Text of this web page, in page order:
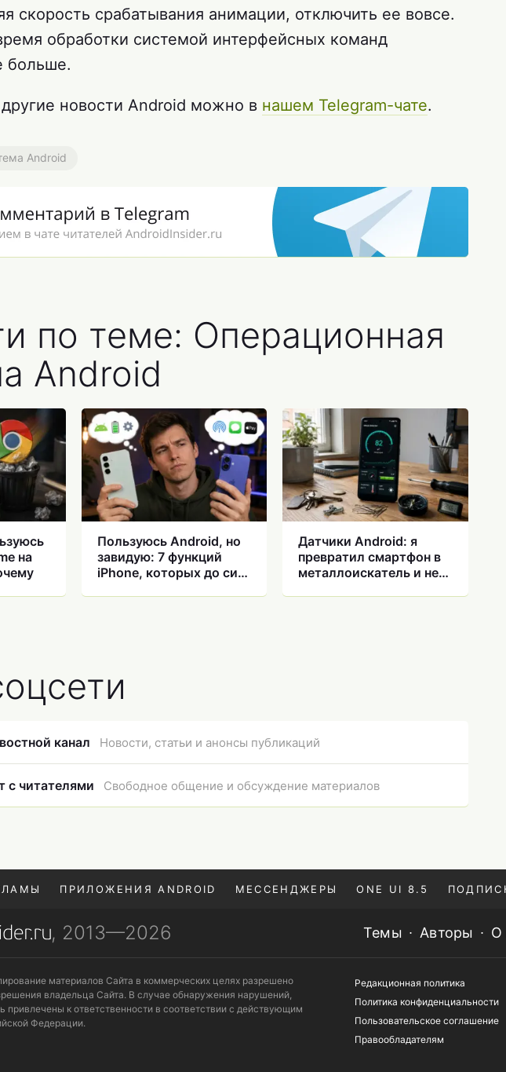
скорость срабатывания анимации, отключить ее вовсе.
обработки системой интерфейсных команд
больше.
новости Android можно в нашем Telegram-чате.
Android
по теме: Операционная
Android
на
Пользуюсь Android, но
завидую: 7 функций
iPhone, которых до сих
Датчики Android: я
превратил смартфон в
металлоискатель и не
канал Новости, статьи и анонсы публикаций
с читателями Свободное общение и обсуждение материалов
ПРИЛОЖЕНИЯ ANDROID МЕССЕНДЖЕРЫ ONE UI 8.5
, 2013—2026 Темы Авторы О
материалов Сайта в коммерческих целях разрешено
владельца Сайта. В случае обнаружения нарушений,
привлечены к ответственности в соответствии с действующим
Федерации.
Редакционная политика
Политика конфиденциальности
Пользовательское соглашение
Правообладателям